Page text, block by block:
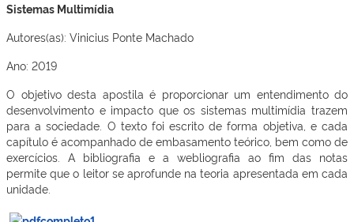
Sistemas Multimídia
Autores(as): Vinicius Ponte Machado
Ano: 2019
O objetivo desta apostila é proporcionar um entendimento do
desenvolvimento e impacto que os sistemas multimídia trazem
para a sociedade. O texto foi escrito de forma objetiva, e cada
capítulo é acompanhado de embasamento teórico, bem como de
exercícios. A bibliografia e a webliografia ao fim das notas
permite que o leitor se aprofunde na teoria apresentada em cada
unidade.